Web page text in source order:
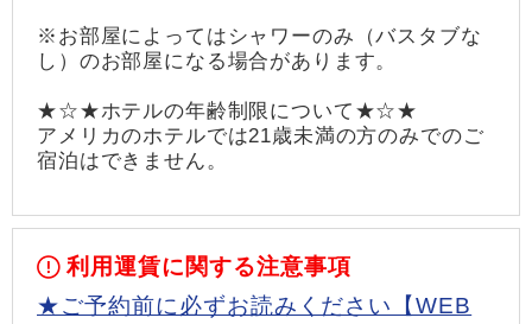
※お部屋によってはシャワーのみ（バスタブな
し）のお部屋になる場合があります。
★☆★ホテルの年齢制限について★☆★
アメリカのホテルでは21歳未満の方のみでのご
宿泊はできません。
利用運賃に関する注意事項
★ご予約前に必ずお読みください【WEB